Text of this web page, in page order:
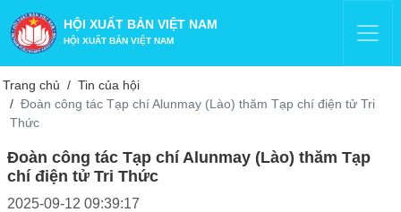
HỘI XUẤT BẢN VIỆT NAM
HỘI XUẤT BẢN VIỆT NAM
Trang chủ
Tin của hội
Đoàn công tác Tạp chí Alunmay (Lào) thăm Tạp chí điện tử Tri
Thức
Đoàn công tác Tạp chí Alunmay (Lào) thăm Tạp
chí điện tử Tri Thức
2025-09-12 09:39:17